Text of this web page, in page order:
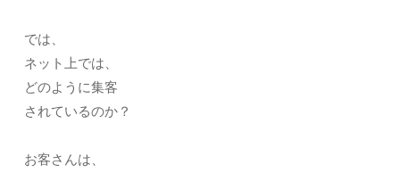
では、
ネット上では、
どのように集客
されているのか？
お客さんは、